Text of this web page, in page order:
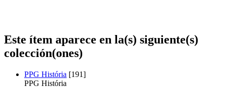
Este ítem aparece en la(s) siguiente(s)
colección(ones)
PPG História [191]
PPG História